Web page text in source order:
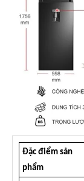
Đặc điểm sản
phẩm